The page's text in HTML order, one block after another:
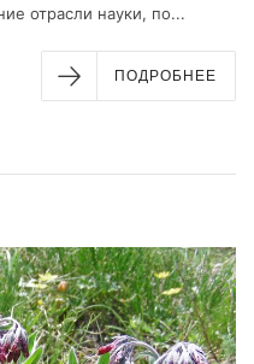
отрасли науки, по...
ПОДРОБНЕЕ